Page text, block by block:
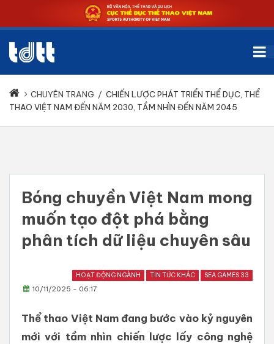
CHUYÊN TRANG / CHIẾN LƯỢC PHÁT TRIỂN THỂ DỤC, THỂ
THAO VIỆT NAM ĐẾN NĂM 2030, TẦM NHÌN ĐẾN NĂM 2045
Bóng chuyền Việt Nam mong
muốn tạo đột phá bằng
phân tích dữ liệu chuyên sâu
HOẠT ĐỘNG NGÀNH TIN TỨC KHÁC SEA GAMES 33
10/11/2025 - 06:17
Thể thao Việt Nam đang bước vào kỷ nguyên
mới với tầm nhìn chiến lược lấy công nghệ